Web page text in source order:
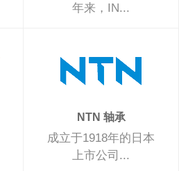
年来，IN...
NTN 轴承
成立于1918年的日本
上市公司...